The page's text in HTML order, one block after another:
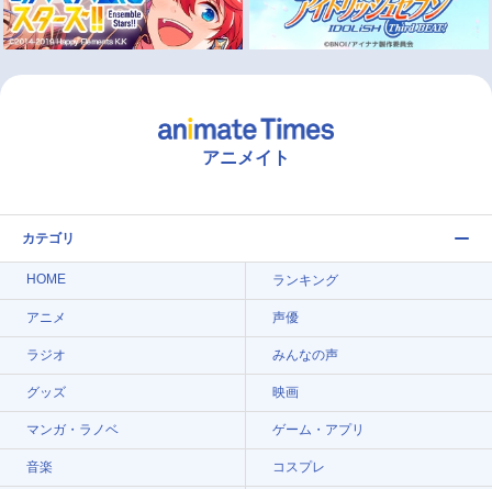
アニメイト
カテゴリ
HOME ランキング
アニメ 声優
ラジオ みんなの声
グッズ 映画
マンガ・ラノベ ゲーム・アプリ
音楽 コスプレ